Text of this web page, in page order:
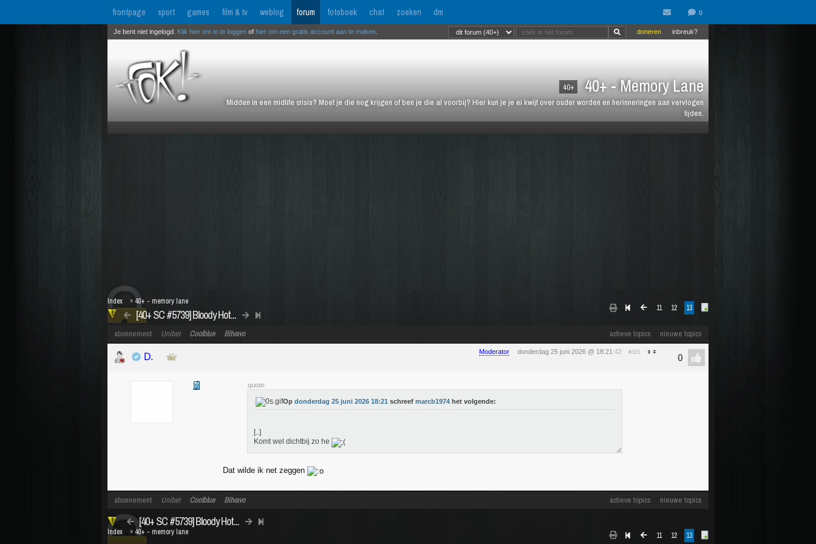
frontpage sport games film & tv weblog forum fotoboek chat zoeken dm
40+ 40+ - Memory Lane
Midden in een midlife crisis? Moet je die nog krijgen of ben je die al voorbij? Hier kun je je ei kwijt over ouder worden en herinneringen aan vervlogen
tijden.
inbreuk?
doneren
Je bent niet ingelogd. Klik hier om in te loggen of hier om een gratis account aan te maken
11 12 13
[40+ SC #5739] Bloody Hot...
Index » 40+ - memory lane
actieve topics nieuwe topics
abonnement Unibet Coolblue Bitvavo
Moderator donderdag 25 juni 2026 @ 18:21 :42 #301
D.
quote:
Op donderdag 25 juni 2026 18:21 schreef marcb1974 het volgende:
[..]
Komt wel dichtbij zo he
Dat wilde ik net zeggen
actieve topics nieuwe topics
abonnement Unibet Coolblue Bitvavo
11 12 13
[40+ SC #5739] Bloody Hot...
Index »40+ - memory lane